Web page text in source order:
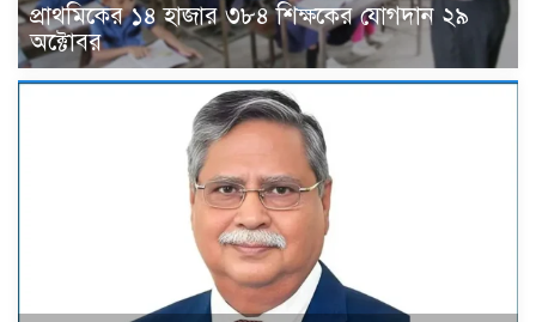
প্রাথমিকের ১৪ হাজার ৩৮৪ শিক্ষকের যোগদান ২৯
অক্টোবর